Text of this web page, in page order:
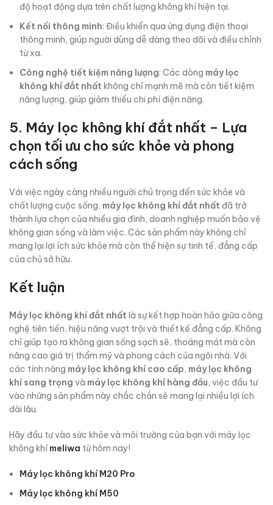
độ hoạt động dựa trên chất lượng không khí hiện tại.
Kết nối thông minh: Điều khiển qua ứng dụng điện thoại
thông minh, giúp người dùng dễ dàng theo dõi và điều chỉnh
từ xa.
Công nghệ tiết kiệm năng lượng: Các dòng máy lọc
không khí đắt nhất không chỉ mạnh mẽ mà còn tiết kiệm
năng lượng, giúp giảm thiểu chi phí điện năng.
5. Máy lọc không khí đắt nhất – Lựa
chọn tối ưu cho sức khỏe và phong
cách sống
Với việc ngày càng nhiều người chú trọng đến sức khỏe và
chất lượng cuộc sống, máy lọc không khí đắt nhất đã trở
thành lựa chọn của nhiều gia đình, doanh nghiệp muốn bảo vệ
không gian sống và làm việc. Các sản phẩm này không chỉ
mang lại lợi ích sức khỏe mà còn thể hiện sự tinh tế, đẳng cấp
của chủ sở hữu.
Kết luận
Máy lọc không khí đắt nhất là sự kết hợp hoàn hảo giữa công
nghệ tiên tiến, hiệu năng vượt trội và thiết kế đẳng cấp. Không
chỉ giúp tạo ra không gian sống sạch sẽ, thoáng mát mà còn
nâng cao giá trị thẩm mỹ và phong cách của ngôi nhà. Với
các tính năng máy lọc không khí cao cấp, máy lọc không
khí sang trọng và máy lọc không khí hàng đầu, việc đầu tư
vào những sản phẩm này chắc chắn sẽ mang lại nhiều lợi ích
dài lâu.
Hãy đầu tư vào sức khỏe và môi trường của bạn với máy lọc
không khí meliwa từ hôm nay!
Máy lọc không khí M20 Pro
Máy lọc không khí M50